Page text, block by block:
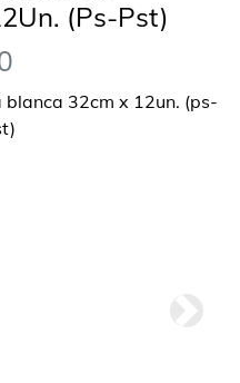
(Ps-Pst)